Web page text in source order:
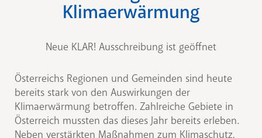
Klimaerwärmung
Neue KLAR! Ausschreibung ist geöffnet
Österreichs Regionen und Gemeinden sind heute
bereits stark von den Auswirkungen der
Klimaerwärmung betroffen. Zahlreiche Gebiete in
Österreich mussten das dieses Jahr bereits erleben.
Neben verstärkten Maßnahmen zum Klimaschutz,